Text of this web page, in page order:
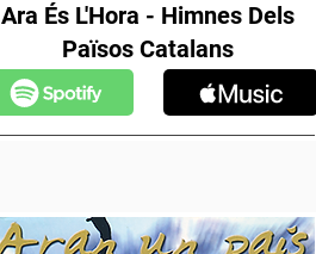
Ara És L'Hora - Himnes Dels
Països Catalans